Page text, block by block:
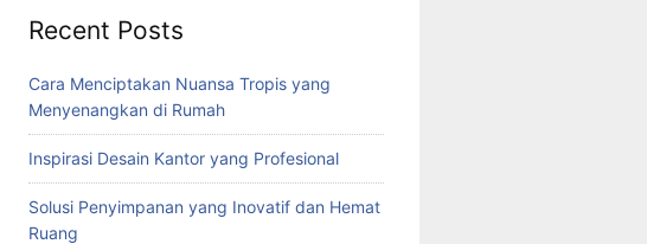
Recent Posts
Cara Menciptakan Nuansa Tropis yang
Menyenangkan di Rumah
Inspirasi Desain Kantor yang Profesional
Solusi Penyimpanan yang Inovatif dan Hemat
Ruang